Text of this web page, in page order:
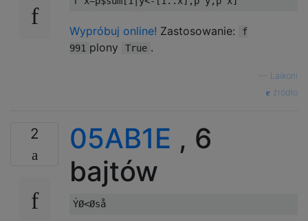
Wypróbuj online! Zastosowanie:
f
991 plony True .
Laikoni
źródło
2 05AB1E , 6
bajtów